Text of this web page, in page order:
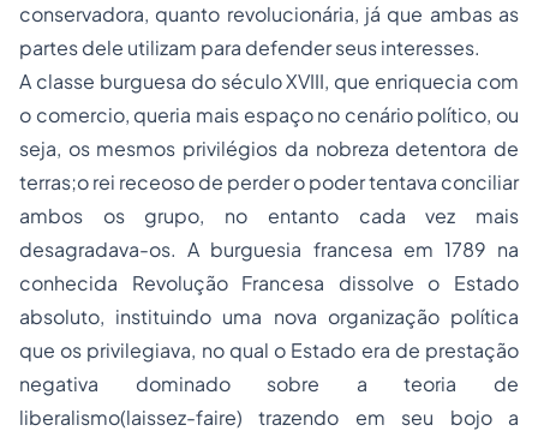
conservadora, quanto revolucionária, já que ambas as
partes dele utilizam para defender seus interesses.
A classe burguesa do século XVIII, que enriquecia com
o comercio, queria mais espaço no cenário político, ou
seja, os mesmos privilégios da nobreza detentora de
terras;o rei receoso de perder o poder tentava conciliar
ambos os grupo, no entanto cada vez mais
desagradava-os. A burguesia francesa em 1789 na
conhecida Revolução Francesa dissolve o Estado
absoluto, instituindo uma nova organização política
que os privilegiava, no qual o Estado era de prestação
negativa dominado sobre a teoria de
liberalismo(laissez-faire) trazendo em seu bojo a